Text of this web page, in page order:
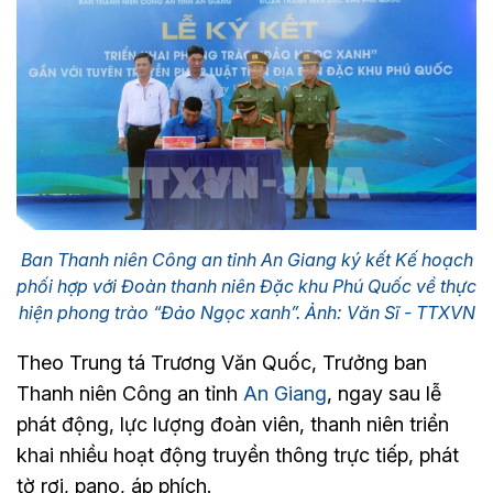
Ban Thanh niên Công an tỉnh An Giang ký kết Kế hoạch
phối hợp với Đoàn thanh niên Đặc khu Phú Quốc về thực
hiện phong trào “Đảo Ngọc xanh”. Ảnh: Văn Sĩ - TTXVN
Theo Trung tá Trương Văn Quốc, Trưởng ban
Thanh niên Công an tỉnh An Giang, ngay sau lễ
phát động, lực lượng đoàn viên, thanh niên triển
khai nhiều hoạt động truyền thông trực tiếp, phát
tờ rơi, pano, áp phích.